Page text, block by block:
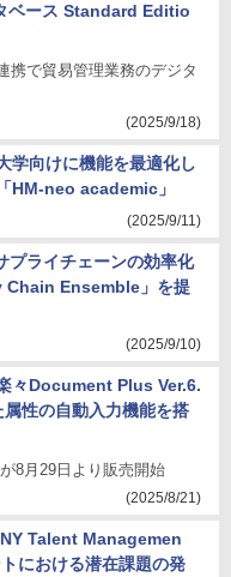
ベース Standard Editio
携で貿易管理業務のデジタ
(2025/9/18)
学向けに機能を最適化し
HM-neo academic」
(2025/9/11)
プライチェーンの効率化
Chain Ensemble」を提
(2025/9/10)
々Document Plus Ver.6.
性の自動入力機能を搭
8月29日より販売開始
(2025/8/21)
Talent Managemen
における潜在課題の発